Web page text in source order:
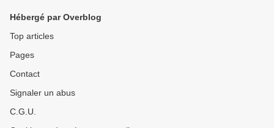
Hébergé par Overblog
Top articles
Pages
Contact
Signaler un abus
C.G.U.